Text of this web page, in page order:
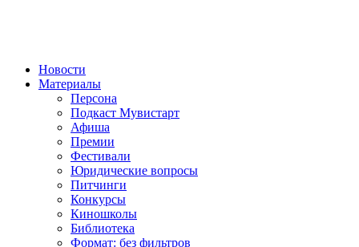
Новости
Материалы
Персона
Подкаст Мувистарт
Афиша
Премии
Фестивали
Юридические вопросы
Питчинги
Конкурсы
Киношколы
Библиотека
Формат: без фильтров